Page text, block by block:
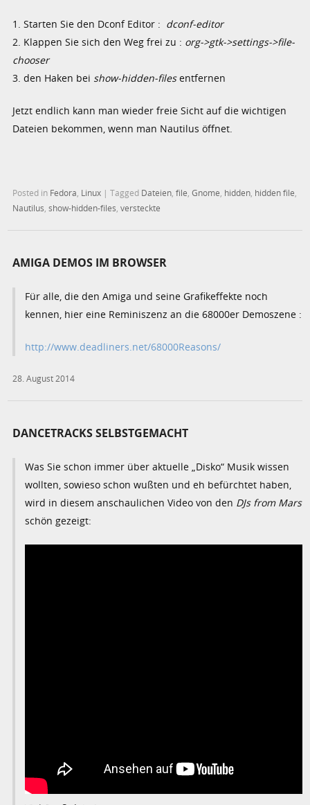
1. Starten Sie den Dconf Editor : dconf-editor
2. Klappen Sie sich den Weg frei zu : org->gtk->settings->file-
chooser
3. den Haken bei show-hidden-filesentfernen
Jetzt endlich kann man wieder freie Sicht auf die wichtigen
Dateien bekommen, wenn man Nautilus öffnet.
Posted in Fedora Linux |Tagged Dateien ,file ,Gnome hidden hidden file
Nautilus ,show-hidden-files ,versteckte
AMIGA DEMOS IM BROWSER
Für alle, die den Amiga und seine Grafikeffekte noch
kennen, hier eine Reminiszenz an die 68000er Demoszene :
http://www.deadliners.net/68000Reasons/
28. August 2014
DANCETRACKS SELBSTGEMACHT
Was Sie schon immer über aktuelle „Disko“ Musik wissen
wollten, sowieso schon wußten und eh befürchtet haben,
wird in diesem anschaulichen Video von den DJs from Mars
schön gezeigt: